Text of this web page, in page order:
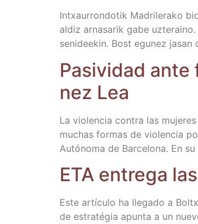
Intxau­rron­do­tik Madri­le­ra­ko
aldiz arna­sa­rik gabe
seni­dee­kin. Bost egu­nez
Pasi­vi­dad
nez Lea
La vio­len­cia con­tra las
muchas for­mas de vio­len­cia
Autó­no­ma de Bar­ce­lo­na. En
ETA entre­ga
Este artícu­lo ha lle­ga­do a
de estra­té­gia apun­ta a un